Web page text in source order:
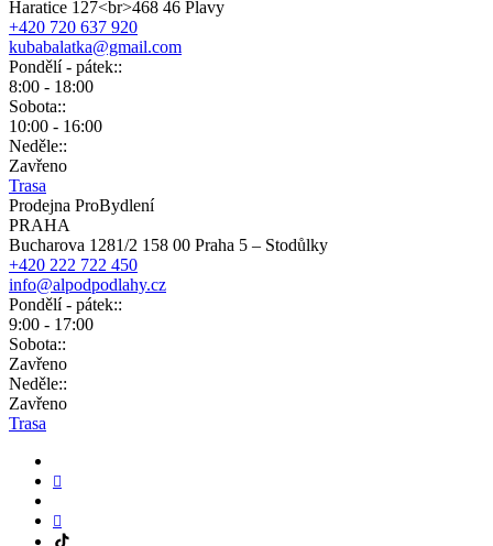
Haratice 127<br>468 46 Plavy
+420 720 637 920
kubabalatka@gmail.com
Pondělí - pátek::
8:00 - 18:00
Sobota::
10:00 - 16:00
Neděle::
Zavřeno
Trasa
Prodejna ProBydlení
PRAHA
Bucharova 1281/2 158 00 Praha 5 – Stodůlky
+420 222 722 450
info@alpodpodlahy.cz
Pondělí - pátek::
9:00 - 17:00
Sobota::
Zavřeno
Neděle::
Zavřeno
Trasa